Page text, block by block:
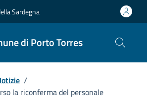
Sardegna
di Porto Torres
/
la riconferma del personale